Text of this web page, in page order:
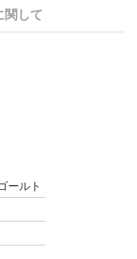
関して
ールト